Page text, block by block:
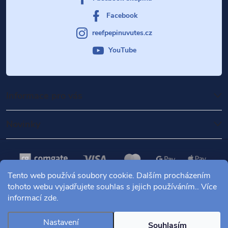
Tento web používá soubory cookie. Dalším procházením
tohoto webu vyjadřujete souhlas s jejich používáním.. Více
informacízde.
Nastavení Souhlasím
Facebook
reefpepinuvutes.cz
YouTube
Copyright 2026
vyhrazena.